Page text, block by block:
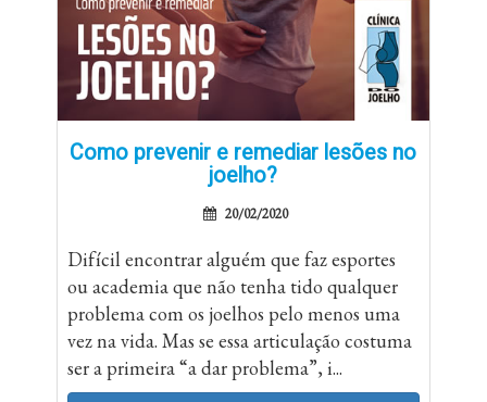
Como prevenir e remediar lesões no
joelho?
20/02/2020
Difícil encontrar alguém que faz esportes
ou academia que não tenha tido qualquer
problema com os joelhos pelo menos uma
vez na vida. Mas se essa articulação costuma
ser a primeira “a dar problema”, i...